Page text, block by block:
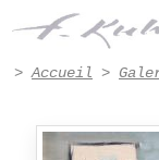
>Accueil >